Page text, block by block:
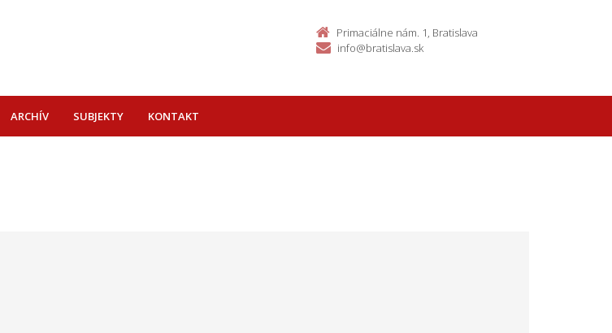
Primaciálne nám. 1, Bratislava
info@bratislava.sk
ARCHÍV SUBJEKTY KONTAKT